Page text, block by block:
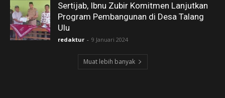
Sertijab, Ibnu Zubir Komitmen Lanjutkan
Program Pembangunan di Desa Talang
Ulu
redaktur - 9 Januari 2024
Muat lebih banyak